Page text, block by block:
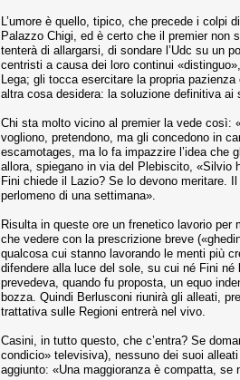
L’umore è quello, tipico, che precede i colpi
Palazzo Chigi, ed è certo che il premier non
tenterà di allargarsi, di sondare l’Udc su un
centristi a causa dei loro continui
Lega; gli tocca esercitare la propria
altra cosa desidera: la soluzione definitiva
Chi sta molto vicino al premier la vede così:
vogliono, pretendono, ma gli concedono in
escamotages, ma lo fa impazzire l’idea che
allora, spiegano in via del Plebiscito, «Silvio
Fini chiede il Lazio? Se lo devono meritare.
perlomeno di una settimana».
Risulta in queste ore un frenetico lavorio
che vedere con la prescrizione breve
qualcosa cui stanno lavorando le menti più
difendere alla luce del sole, su cui né Fini
prevedeva, quando fu proposta, un equo
bozza. Quindi Berlusconi riunirà gli alleati,
trattativa sulle Regioni entrerà nel vivo.
Casini, in tutto questo, che c’entra? Se
condicio» televisiva), nessuno dei suoi
aggiunto: «Una maggioranza è compatta,